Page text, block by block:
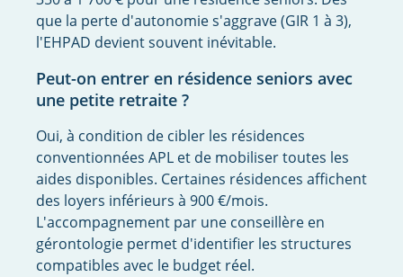
que la perte d'autonomie s'aggrave (GIR 1 à 3),
l'EHPAD devient souvent inévitable.
Peut-on entrer en résidence seniors avec
une petite retraite ?
Oui, à condition de cibler les résidences
conventionnées APL et de mobiliser toutes les
aides disponibles. Certaines résidences affichent
des loyers inférieurs à 900 €/mois.
L'accompagnement par une conseillère en
gérontologie permet d'identifier les structures
compatibles avec le budget réel.